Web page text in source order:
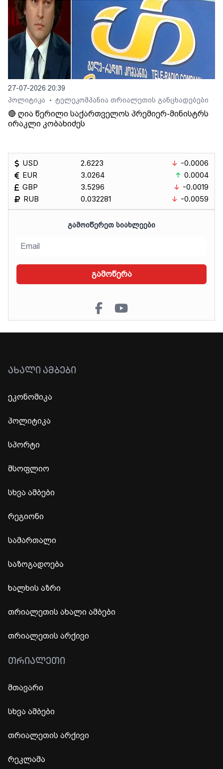
27-07-2026 20:39
პოლიტიკა
• ტელეკომპანია თრიალეთის განცხადებები
🔴 ღია წერილი საქართველოს პრემიერ-მინისტრს
ირაკლი კობახიძეს
USD
EUR
GBP
RUB
2.6223
3.0264
3.5296
0.032281
-0.0006
0.0004
-0.0019
-0.0059
ᲒᲐᲛᲝᲘᲬᲔᲠᲔᲗ ᲡᲘᲐᲮᲚᲔᲔᲑᲘ
გამოწერა
ᲐᲮᲐᲚᲘ ᲐᲛᲑᲔᲑᲘ
ეკონომიკა
პოლიტიკა
სპორტი
მსოფლიო
სხვა ამბები
რეგიონი
სამართალი
საზოგადოება
ხალხის აზრი
თრიალეთის ახალი ამბები
თრიალეთის არქივი
ᲗᲠᲘᲐᲚᲔᲗᲘ
მთავარი
სხვა ამბები
თრიალეთის არქივი
რეკლამა